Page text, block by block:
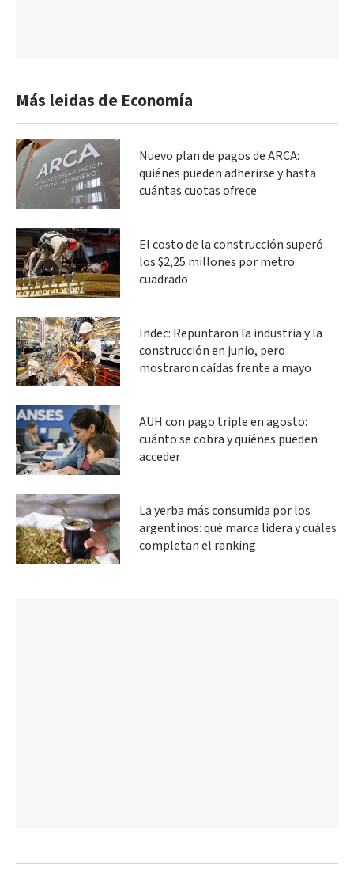
Más leidas de Economía
Nuevo plan de pagos de ARCA:
quiénes pueden adherirse y hasta
cuántas cuotas ofrece
El costo de la construcción superó
los $2,25 millones por metro
cuadrado
Indec: Repuntaron la industria y la
construcción en junio, pero
mostraron caídas frente a mayo
AUH con pago triple en agosto:
cuánto se cobra y quiénes pueden
acceder
La yerba más consumida por los
argentinos: qué marca lidera y cuáles
completan el ranking